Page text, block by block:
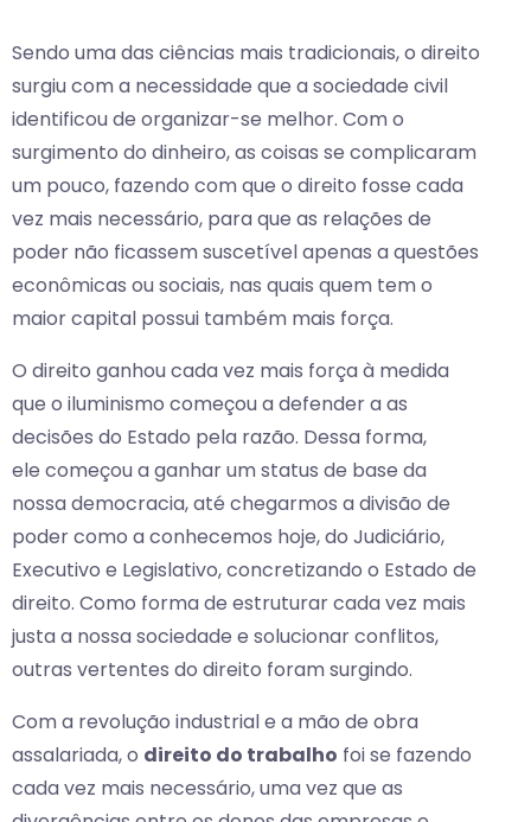
Sendo uma das ciências mais tradicionais, o direito
surgiu com a necessidade que a sociedade civil
identificou de organizar-se melhor. Com o
surgimento do dinheiro, as coisas se complicaram
um pouco, fazendo com que o direito fosse cada
vez mais necessário, para que as relações de
poder não ficassem suscetível apenas a questões
econômicas ou sociais, nas quais quem tem o
maior capital possui também mais força.
O direito ganhou cada vez mais força à medida
que o iluminismo começou a defender a as
decisões do Estado pela razão. Dessa forma,
ele começou a ganhar um status de base da
nossa democracia, até chegarmos a divisão de
poder como a conhecemos hoje, do Judiciário,
Executivo e Legislativo, concretizando o Estado de
direito. Como forma de estruturar cada vez mais
justa a nossa sociedade e solucionar conflitos,
outras vertentes do direito foram surgindo.
Com a revolução industrial e a mão de obra
assalariada, o direito do trabalho foi se fazendo
cada vez mais necessário, uma vez que as